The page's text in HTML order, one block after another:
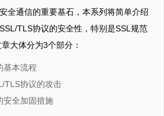
全通信的重要基石，本系列将简单介绍
TLS协议的安全性，特别是SSL规范
大体分为3个部分：
基本流程
TLS协议的攻击
安全加固措施